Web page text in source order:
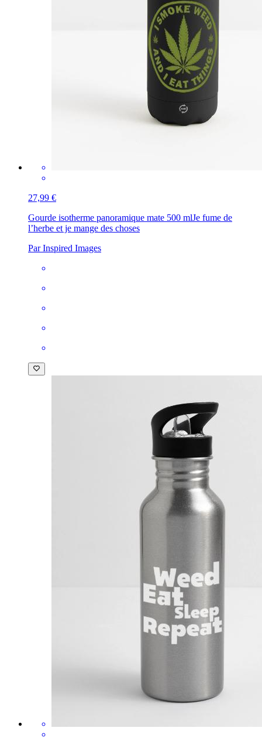
27,99 €
Gourde isotherme panoramique mate 500 mlJe fume de
l’herbe et je mange des choses
Par Inspired Images